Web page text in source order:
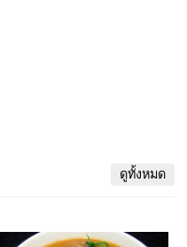
ดูทั้งหมด